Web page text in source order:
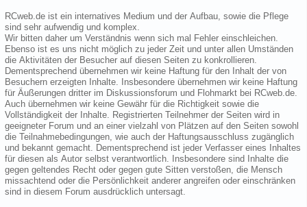
RCweb.de ist ein internatives Medium und der Aufbau, sowie die Pflege
sind sehr aufwendig und komplex.
Wir bitten daher um Verständnis wenn sich mal Fehler einschleichen.
Ebenso ist es uns nicht möglich zu jeder Zeit und unter allen Umständen
die Aktivitäten der Besucher auf diesen Seiten zu konkrollieren.
Dementsprechend übernehmen wir keine Haftung für den Inhalt der von
Besuchern erzeigten Inhalte. Insbesondere übernehmen wir keine Haftung
für Äußerungen dritter im Diskussionsforum und Flohmarkt bei RCweb.de.
Auch übernehmen wir keine Gewähr für die Richtigkeit sowie die
Vollständigkeit der Inhalte. Registrierten Teilnehmer der Seiten wird in
geeigneter Forum und an einer vielzahl von Plätzen auf den Seiten sowohl
die Teilnahmebedingungen, wie auch der Haftungsausschluss zugänglich
und bekannt gemacht. Dementsprechend ist jeder Verfasser eines Inhaltes
für diesen als Autor selbst verantwortlich. Insbesondere sind Inhalte die
gegen geltendes Recht oder gegen gute Sitten verstoßen, die Mensch
missachtend oder die Persönlichkeit anderer angreifen oder einschränken
sind in diesem Forum ausdrücklich untersagt.